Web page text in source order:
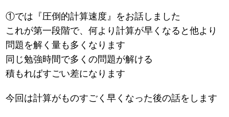
①では『圧倒的計算速度』をお話しました
これが第一段階で、何より計算が早くなると他より
問題を解く量も多くなります
同じ勉強時間で多くの問題が解ける
積もればすごい差になります
今回は計算がものすごく早くなった後の話をします